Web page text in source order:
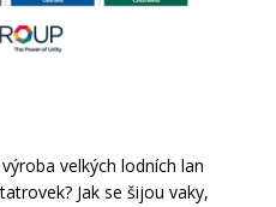
velkých lodních lan
Jak se šijou vaky,